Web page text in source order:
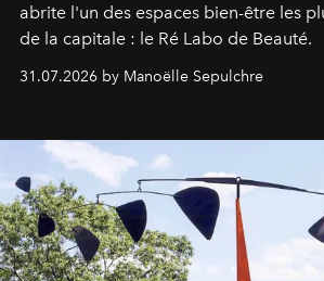
abrite l'un des espaces bien-être les
de la capitale : le Ré Labo de Beauté.
31.07.2026 by Manoëlle Sepulchre